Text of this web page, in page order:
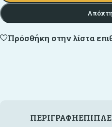
Πρόσθήκη στην λίστα
ΠΕΡΙΓΡΑΦΉ